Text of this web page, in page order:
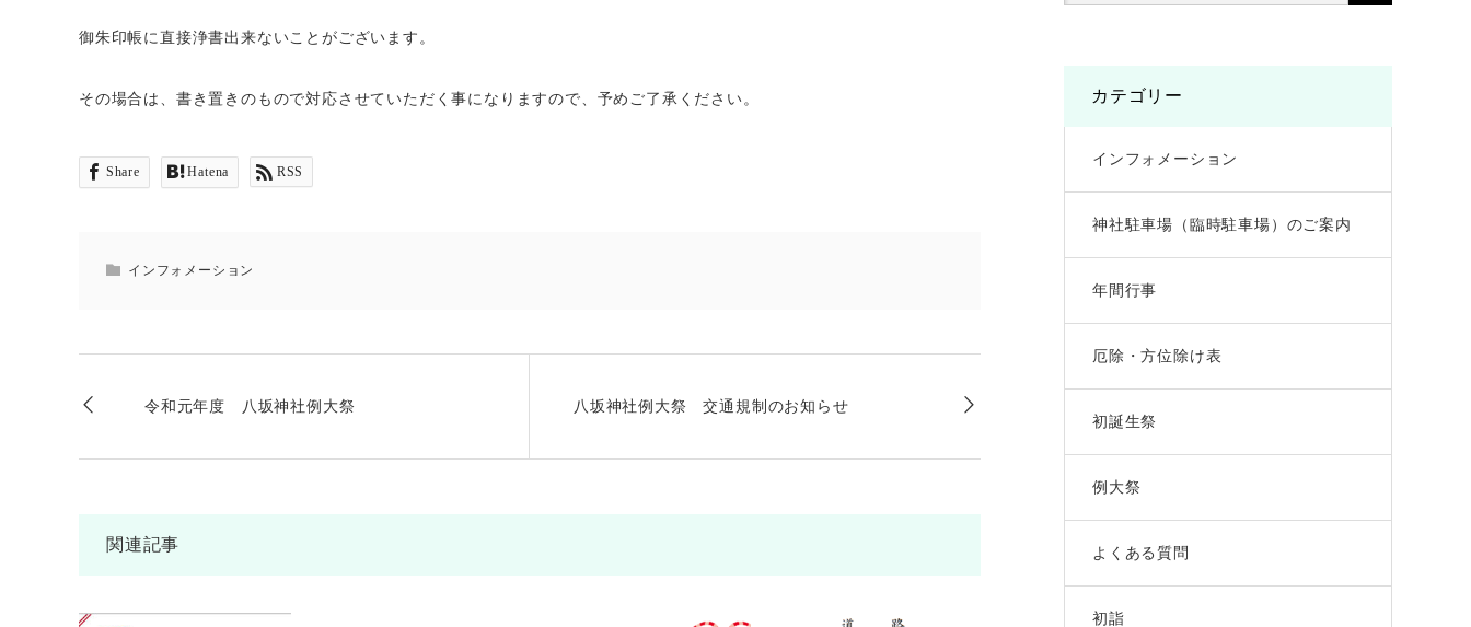
御朱印帳に直接浄書出来ないことがございます。
その場合は、書き置きのもので対応させていただく事になりますので、予めご了承ください。
Share Hatena RSS
インフォメーション
令和元年度 八坂神社例大祭 八坂神社例大祭 交通規制のお知らせ
関連記事
カテゴリー
インフォメーション
神社駐車場（臨時駐車場）のご案内
年間行事
厄除・方位除け表
初誕生祭
例大祭
よくある質問
初詣